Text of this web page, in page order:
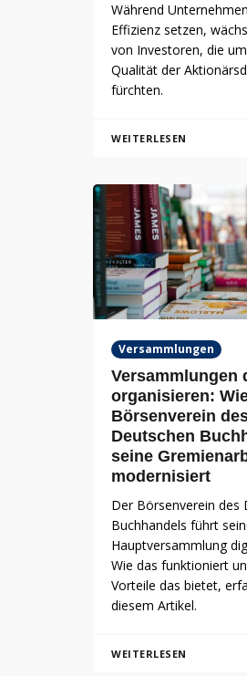
Während
Effizienz setzen,
von Investoren, die
Qualität der
fürchten.
WEITERLESEN
Versammlungen
Versammlungen
organisieren:
Börsenverein
Deutschen
seine
modernisiert
Der Börsenverein des
Buchhandels führt
Hauptversammlung
Wie das funktioniert
Vorteile das bietet,
diesem Artikel.
WEITERLESEN